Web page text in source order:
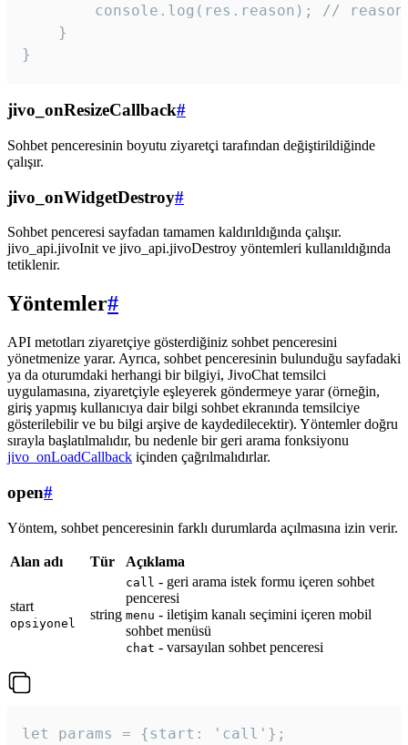
console.log(res.reason); //
    }
}
jivo_onResizeCallback#
Sohbet penceresinin boyutu ziyaretçi tarafından değiştirildiğinde
çalışır.
jivo_onWidgetDestroy#
Sohbet penceresi sayfadan tamamen kaldırıldığında çalışır.
jivo_api.jivoInit ve jivo_api.jivoDestroy yöntemleri kullanıldığında
tetiklenir.
Yöntemler#
API metotları ziyaretçiye gösterdiğiniz sohbet penceresini
yönetmenize yarar. Ayrıca, sohbet penceresinin bulunduğu sayfadaki
ya da oturumdaki herhangi bir bilgiyi, JivoChat temsilci
uygulamasına, ziyaretçiyle eşleyerek göndermeye yarar (örneğin,
giriş yapmış kullanıcıya dair bilgi sohbet ekranında temsilciye
gösterilebilir ve bu bilgi arşive de kaydedilecektir). Yöntemler doğru
sırayla başlatılmalıdır, bu nedenle bir geri arama fonksiyonu
jivo_onLoadCallback içinden çağrılmalıdırlar.
open#
Yöntem, sohbet penceresinin farklı durumlarda açılmasına izin verir.
Alan adı Tür Açıklama
start
opsiyonel
string
call - geri arama istek formu içeren sohbet
penceresi
menu - iletişim kanalı seçimini içeren mobil
sohbet menüsü
chat - varsayılan sohbet penceresi
let params = {start: 'call'};